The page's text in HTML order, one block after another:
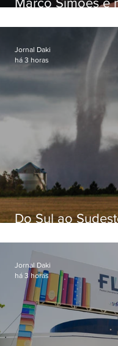
Do Sul ao
apreensão na
Jornal Daki
há 3 horas
Jornal Daki
há 3 horas